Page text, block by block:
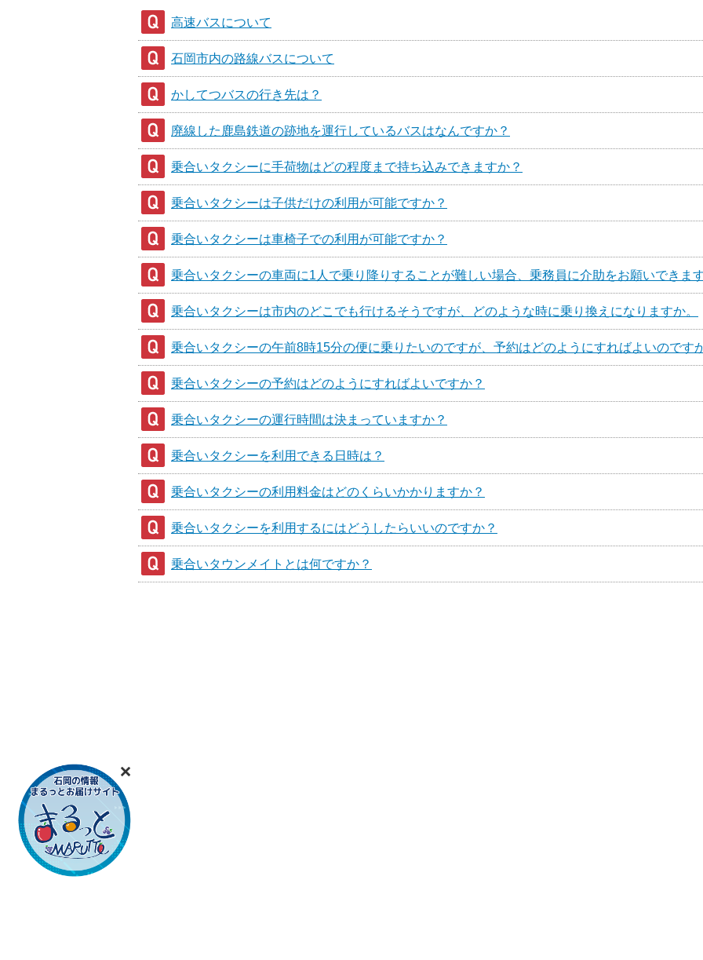
高速バスについて
石岡市内の路線バスについて
かしてつバスの行き先は？
廃線した鹿島鉄道の跡地を運行しているバスはなんですか？
乗合いタクシーに手荷物はどの程度まで持ち込みできますか？
乗合いタクシーは子供だけの利用が可能ですか？
乗合いタクシーは車椅子での利用が可能ですか？
乗合いタクシーの車両に1人で乗り降りすることが難しい場合、乗務員に介助をお願いできま
乗合いタクシーは市内のどこでも行けるそうですが、どのような時に乗り換えになりますか。
乗合いタクシーの午前8時15分の便に乗りたいのですが、予約はどのようにすればよいのですか
乗合いタクシーの予約はどのようにすればよいですか？
乗合いタクシーの運行時間は決まっていますか？
乗合いタクシーを利用できる日時は？
乗合いタクシーの利用料金はどのくらいかかりますか？
乗合いタクシーを利用するにはどうしたらいいのですか？
乗合いタウンメイトとは何ですか？